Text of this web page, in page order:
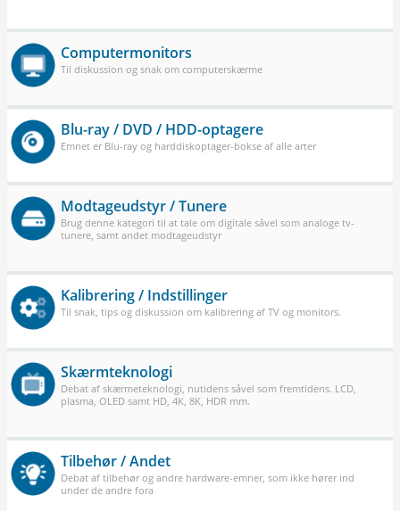
Computermonitors
Til diskussion og snak om computerskærme
Blu-ray / DVD / HDD-optagere
Emnet er Blu-ray og harddiskoptager-bokse af alle arter
Modtageudstyr / Tunere
Brug denne kategori til at tale om digitale såvel som analoge tv-
tunere, samt andet modtageudstyr
Kalibrering / Indstillinger
Til snak, tips og diskussion om kalibrering af TV og monitors.
Skærmteknologi
Debat af skærmeteknologi, nutidens såvel som fremtidens. LCD,
plasma, OLED samt HD, 4K, 8K, HDR mm.
Tilbehør / Andet
Debat af tilbehør og andre hardware-emner, som ikke hører ind
under de andre fora